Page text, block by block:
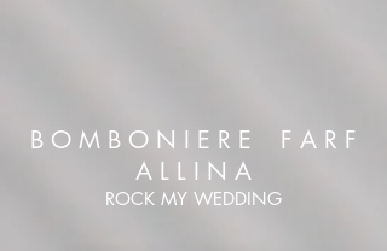
B O M B O N I E R E F A R F
A L L I N A
ROCK MY WEDDING